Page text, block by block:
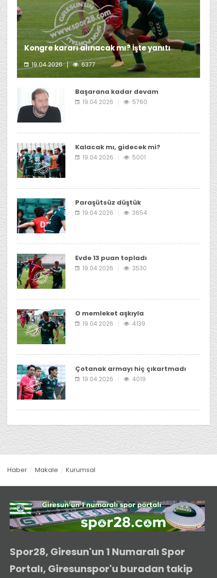
Kongre kararı alınacak mı? İşte yanıtı
19.04.2026 6377
Giresunspor Başkanı Emin Eltuğral'ın kongre kararı
Başarana kadar devam
19.04.2026 5760
Kalacak mı, gidecek mi?
19.04.2026 5001
Paraşütsüz düştük
19.04.2026 3654
Evde 13 puan topladı
19.04.2026 3530
O memleket aşkıyla
19.04.2026 4139
Çotanak armayı hiç çıkartmadı
19.04.2026 4019
Haber Makale Kurumsal
Spor28, Giresun'un 1 Numaralı Spor
Portalı, Giresunspor'u buradan takip